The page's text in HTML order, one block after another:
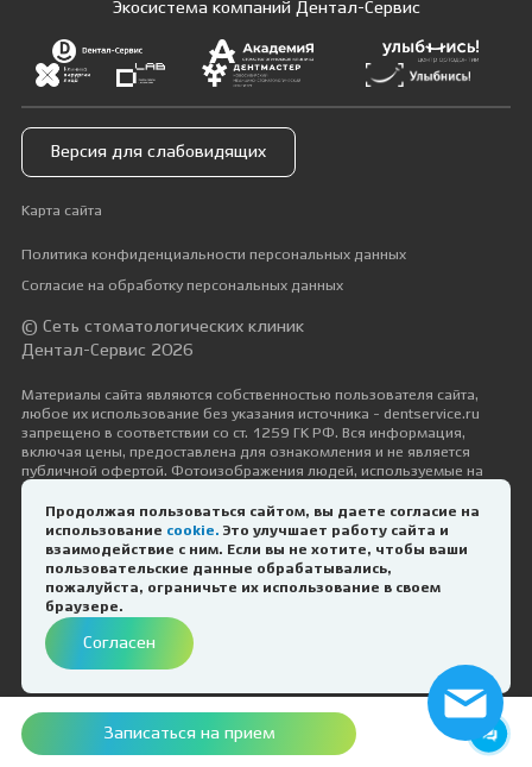
Записаться на прием
Продолжая пользоваться сайтом, вы даете согласие на
использование cookie. Это улучшает работу сайта и
взаимодействие с ним. Если вы не хотите, чтобы ваши
пользовательские данные обрабатывались,
пожалуйста, ограничьте их использование в своем
браузере.
Согласен
Экосистема компаний Дентал-Сервис
Версия для слабовидящих
Карта сайта
Политика конфиденциальности персональных данных
Согласие на обработку персональных данных
© Сеть стоматологических клиник
Дентал-Сервис 2026
Материалы сайта являются собственностью пользователя сайта,
любое их использование без указания источника - dentservice.ru
запрещено в соответствии со ст. 1259 ГК РФ. Вся информация,
включая цены, предоставлена для ознакомления и не является
публичной офертой. Фотоизображения людей, используемые на
сайте, размещены исключительно с их согласия в рамках трудовых и
гражданско-правовых отношений с ними.
Дизайн и разработка — Космос-Веб
ИМЕЮТСЯ ПРОТИВОПОКАЗАНИЯ.
НЕОБХОДИМА КОНСУЛЬТАЦИЯ
СПЕЦИАЛИСТА